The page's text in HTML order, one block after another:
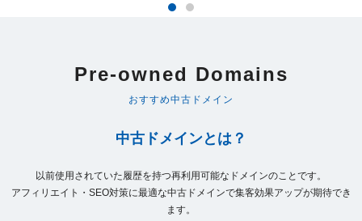
Pre-owned Domains
おすすめ中古ドメイン
中古ドメインとは？
以前使用されていた履歴を持つ再利用可能なドメインのことです。
アフィリエイト・SEO対策に最適な中古ドメインで集客効果アップが期待でき
ます。